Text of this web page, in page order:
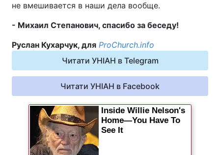
не вмешивается в наши дела вообще.
- Михаил Степанович, спасибо за беседу!
Руслан Кухарчук, для ProChurch.info
Читати УНІАН в Telegram
Читати УНІАН в Facebook